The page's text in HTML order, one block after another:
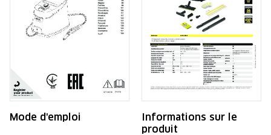
Mode d'emploi
Informations sur le
produit